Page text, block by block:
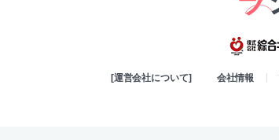
[運営会社について] 会社情報